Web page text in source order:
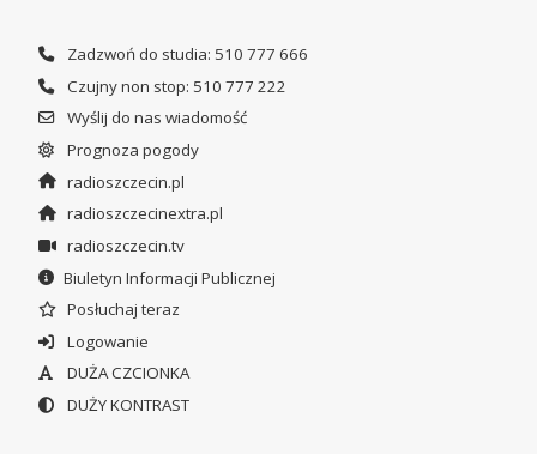
Zadzwoń do studia: 510 777 666
Czujny non stop: 510 777 222
Wyślij do nas wiadomość
Prognoza pogody
radioszczecin.pl
radioszczecinextra.pl
radioszczecin.tv
Biuletyn Informacji Publicznej
Posłuchaj teraz
Logowanie
DUŻA CZCIONKA
DUŻY KONTRAST